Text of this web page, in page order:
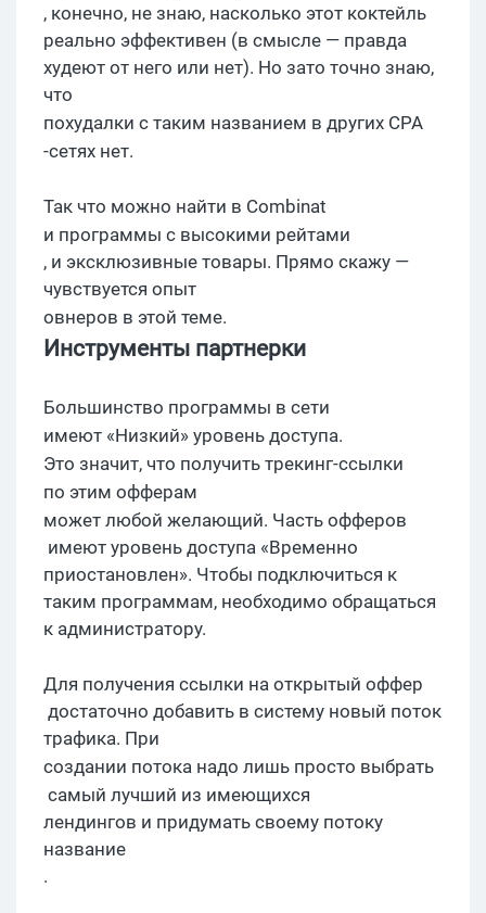
, конечно, не знаю, насколько этот коктейль
реально эффективен (в смысле — правда
худеют от него или нет). Но зато точно знаю,
что
похудалки с таким названием в других CPA
-сетях нет.
Так что можно найти в Combinat
и программы с высокими рейтами
, и эксклюзивные товары. Прямо скажу —
чувствуется опыт
овнеров в этой теме.
Инструменты партнерки
Большинство программы в сети
имеют «Низкий» уровень доступа.
Это значит, что получить трекинг-ссылки
по этим офферам
может любой желающий. Часть офферов
имеют уровень доступа «Временно
приостановлен». Чтобы подключиться к
таким программам, необходимо обращаться
к администратору.
Для получения ссылки на открытый оффер
достаточно добавить в систему новый поток
трафика. При
создании потока надо лишь просто выбрать
самый лучший из имеющихся
лендингов и придумать своему потоку
название
.